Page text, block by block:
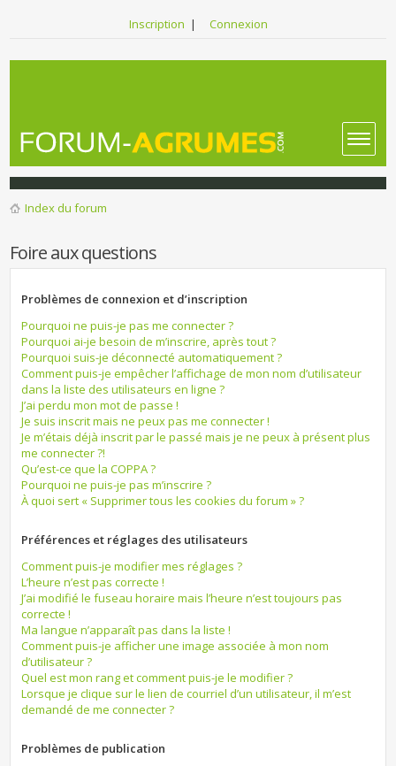
Inscription | Connexion
Index du forum
Foire aux questions
Problèmes de connexion et d’inscription
Pourquoi ne puis-je pas me connecter ?
Pourquoi ai-je besoin de m’inscrire, après tout ?
Pourquoi suis-je déconnecté automatiquement ?
Comment puis-je empêcher l’affichage de mon nom d’utilisateur
dans la liste des utilisateurs en ligne ?
J’ai perdu mon mot de passe !
Je suis inscrit mais ne peux pas me connecter !
Je m’étais déjà inscrit par le passé mais je ne peux à présent plus
me connecter ?!
Qu’est-ce que la COPPA ?
Pourquoi ne puis-je pas m’inscrire ?
À quoi sert « Supprimer tous les cookies du forum » ?
Préférences et réglages des utilisateurs
Comment puis-je modifier mes réglages ?
L’heure n’est pas correcte !
J’ai modifié le fuseau horaire mais l’heure n’est toujours pas
correcte !
Ma langue n’apparaît pas dans la liste !
Comment puis-je afficher une image associée à mon nom
d’utilisateur ?
Quel est mon rang et comment puis-je le modifier ?
Lorsque je clique sur le lien de courriel d’un utilisateur, il m’est
demandé de me connecter ?
Problèmes de publication